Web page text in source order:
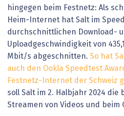
hingegen beim Festnetz: Als
Heim-Internet hat Salt im
durchschnittlichen Download-
Uploadgeschwindigkeit von
Mbit/s abgeschnitten. So hat
auch den Ookla Speedtest
Festnetz-Internet der Schweiz
soll Salt im 2. Halbjahr 2024 die
Streamen von Videos und beim